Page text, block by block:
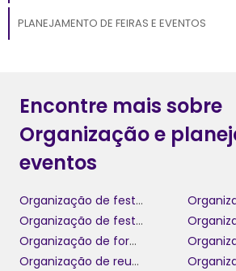
PLANEJAMENTO DE FEIRAS E EVENTOS
Encontre mais sobre
Organização e
eventos
Organização de festa de confraternização
Organização de festas temáticas
Organização de formaturas
Organização de reuniões e eventos